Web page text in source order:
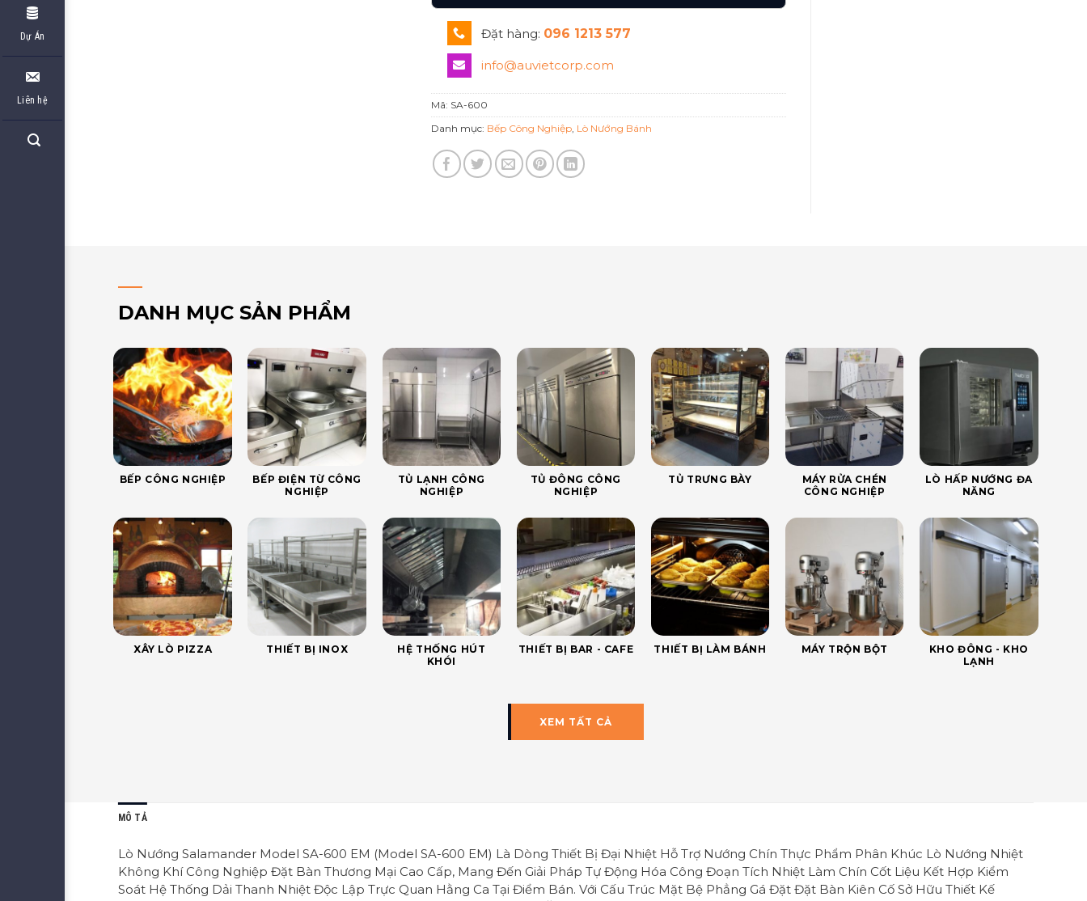
Dự Án
Liên hệ
Đặt hàng: 096 1213 577
info@auvietcorp.com
Mã: SA-600
Danh mục: Bếp Công Nghiệp, Lò Nướng Bánh
DANH MỤC SẢN PHẨM
BẾP CÔNG NGHIỆP
BẾP ĐIỆN TỪ CÔNG
NGHIỆP
TỦ LẠNH CÔNG
NGHIỆP
TỦ ĐÔNG CÔNG
NGHIỆP
TỦ TRƯNG BÀY
MÁY RỬA CHÉN
CÔNG NGHIỆP
LÒ HẤP NƯỚNG ĐA
NĂNG
XÂY LÒ PIZZA THIẾT BỊ INOX
HỆ THỐNG HÚT
KHÓI
THIẾT BỊ BAR - CAFE THIẾT BỊ LÀM BÁNH MÁY TRỘN BỘT
KHO ĐÔNG - KHO
LẠNH
XEM TẤT CẢ
MÔ TẢ
Lò Nướng Salamander Model SA-600 EM (Model SA-600 EM) Là Dòng Thiết Bị Đại Nhiệt Hỗ Trợ Nướng Chín Thực Phẩm Phân Khúc Lò Nướng Nhiệt
Không Khí Công Nghiệp Đặt Bàn Thương Mại Cao Cấp, Mang Đến Giải Pháp Tự Động Hóa Công Đoạn Tích Nhiệt Làm Chín Cốt Liệu Kết Hợp Kiểm
Soát Hệ Thống Dải Thanh Nhiệt Độc Lập Trực Quan Hằng Ca Tại Điểm Bán. Với Cấu Trúc Mặt Bệ Phẳng Gá Đặt Đặt Bàn Kiên Cố Sở Hữu Thiết Kế